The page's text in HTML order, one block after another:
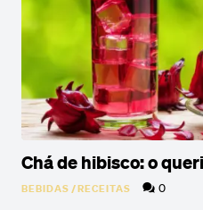
Chá de hibisco: o
BEBIDAS/RECEITAS 0